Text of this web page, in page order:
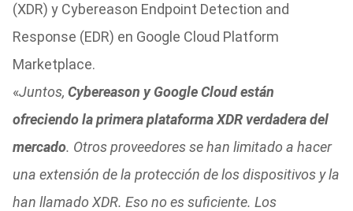
(XDR) y Cybereason Endpoint Detection and
Response (EDR) en Google Cloud Platform
Marketplace.
«Juntos, Cybereason y Google Cloud están
ofreciendo la primera plataforma XDR verdadera del
mercado. Otros proveedores se han limitado a hacer
una extensión de la protección de los dispositivos y la
han llamado XDR. Eso no es suficiente. Los